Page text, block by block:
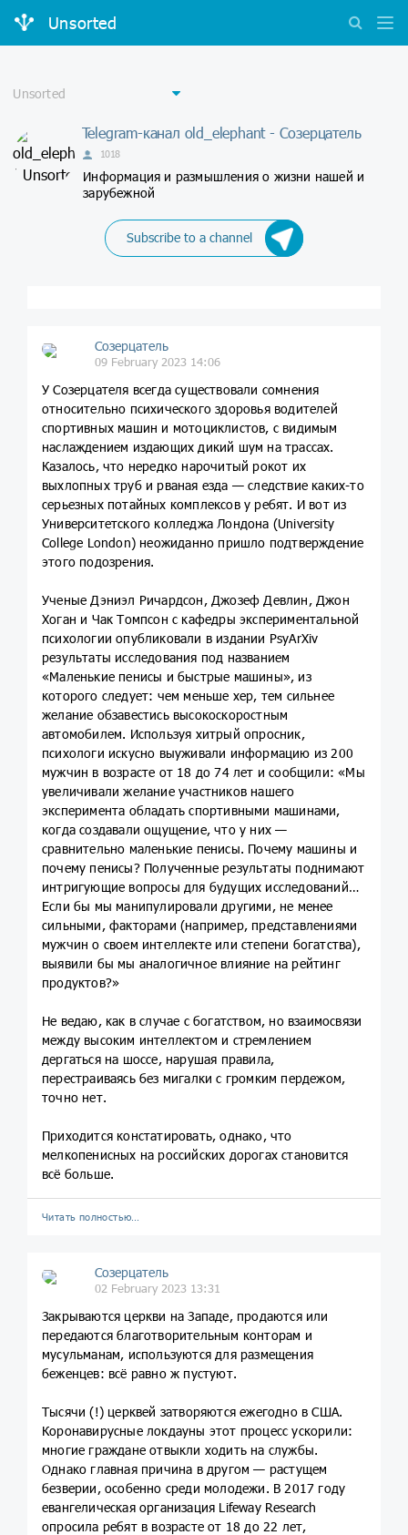
Unsorted
Telegram-канал old_elephant - Созерцатель
1018
Информация и размышления о жизни нашей и
зарубежной
Subscribe to a channel
Созерцатель
09 February 2023 14:06
У Созерцателя всегда существовали сомнения
относительно психического здоровья водителей
спортивных машин и мотоциклистов, с видимым
наслаждением издающих дикий шум на трассах.
Казалось, что нередко нарочитый рокот их
выхлопных труб и рваная езда — следствие каких-то
серьезных потайных комплексов у ребят. И вот из
Университетского колледжа Лондона (University
College London) неожиданно пришло подтверждение
этого подозрения.
Ученые Дэниэл Ричардсон, Джозеф Девлин, Джон
Хоган и Чак Томпсон с кафедры экспериментальной
психологии опубликовали в издании PsyArXiv
результаты исследования под названием
«Маленькие пенисы и быстрые машины», из
которого следует: чем меньше хер, тем сильнее
желание обзавестись высокоскоростным
автомобилем. Используя хитрый опросник,
психологи искусно выуживали информацию из 200
мужчин в возрасте от 18 до 74 лет и сообщили: «Мы
увеличивали желание участников нашего
эксперимента обладать спортивными машинами,
когда создавали ощущение, что у них —
сравнительно маленькие пенисы. Почему машины и
почему пенисы? Полученные результаты поднимают
интригующие вопросы для будущих исследований…
Если бы мы манипулировали другими, не менее
сильными, факторами (например, представлениями
мужчин о своем интеллекте или степени богатства),
выявили бы мы аналогичное влияние на рейтинг
продуктов?»
Не ведаю, как в случае с богатством, но взаимосвязи
между высоким интеллектом и стремлением
дергаться на шоссе, нарушая правила,
перестраиваясь без мигалки с громким пердежом,
точно нет.
Приходится констатировать, однако, что
мелкопенисных на российских дорогах становится
всё больше.
Читать полностью…
Созерцатель
02 February 2023 13:31
Закрываются церкви на Западе, продаются или
передаются благотворительным конторам и
мусульманам, используются для размещения
беженцев: всё равно ж пустуют.
Тысячи (!) церквей затворяются ежегодно в США.
Коронавирусные локдауны этот процесс ускорили:
многие граждане отвыкли ходить на службы.
Однако главная причина в другом — растущем
безверии, особенно среди молодежи. В 2017 году
евангелическая организация Lifeway Research
опросила ребят в возрасте от 18 до 22 лет,